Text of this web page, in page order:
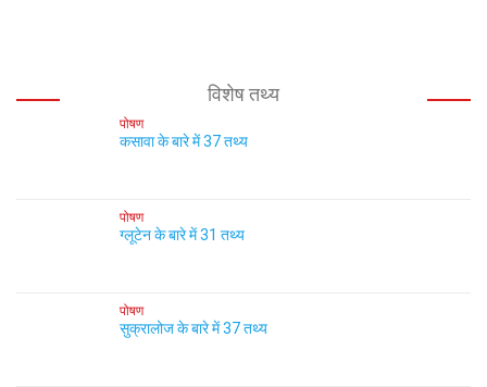
विशेष तथ्य
पोषण
कसावा के बारे में 37 तथ्य
पोषण
ग्लूटेन के बारे में 31 तथ्य
पोषण
सुक्रालोज के बारे में 37 तथ्य